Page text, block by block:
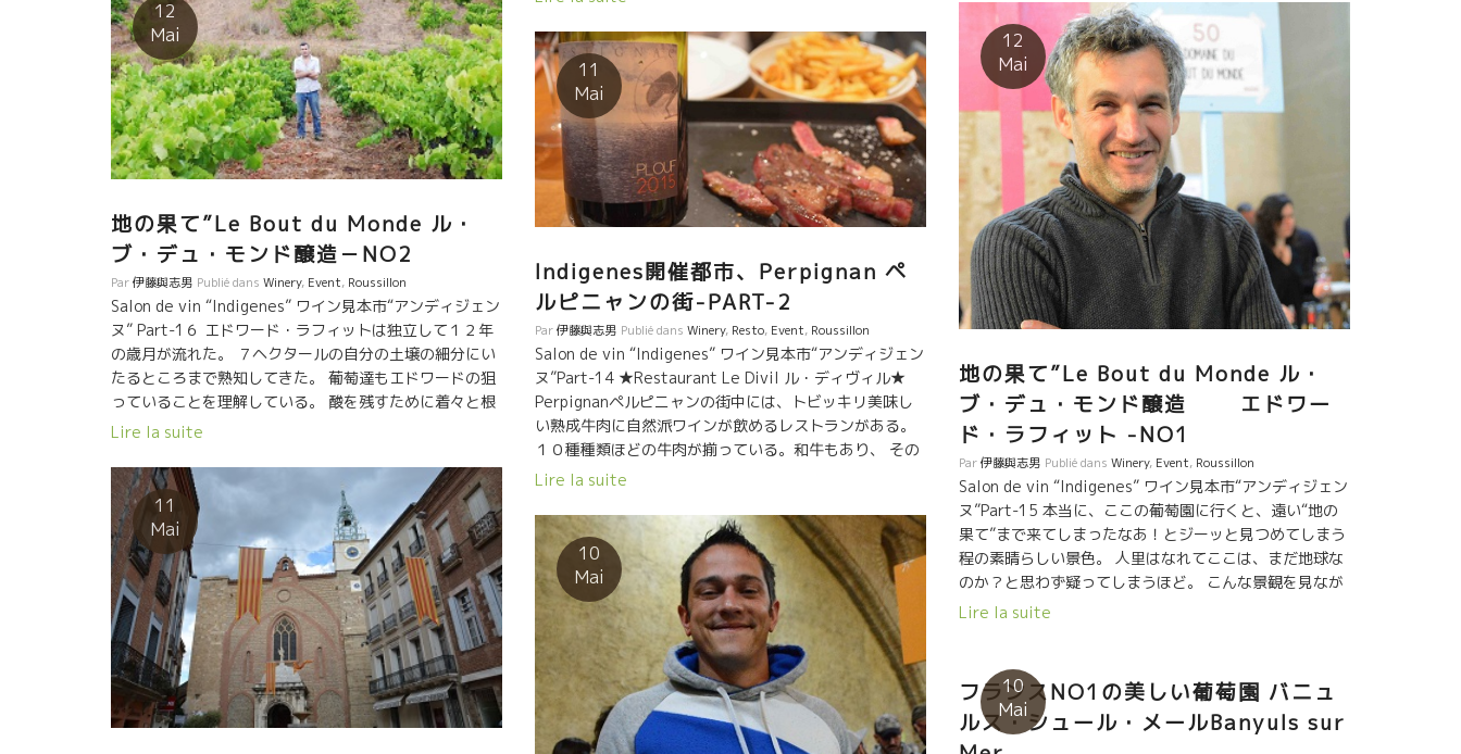
ャン・ブラン45%,ルーサンヌ10% この地方に昔から栽
培されている品種ばかり。昔は酒精強化ワインを造って
いた品種。 この地方では数少ない白。 香草の香り、酸も
穏やかで優しいタッチの白、酸の代わりにミネラル感で
しめている。潮っぽさあり。 メモワール・ド・シューク
ルと云われる、ほのかな甘味に近いニュアンスがある。
甘酢を使った料理に合う。勿論、単純にお寿司にも合
種100% グラップ・アンティエールの完全マセラッショ
ン・カルボニック醸造。 つまり、収穫した葡萄を発酵槽
に入れて、タンクの下部に溜まるジュースをすべて抜き
取った状態でCO2が充満。 一切触らない。 ルシオン地方
とは思えない薄い色合い、ミネラル感タップリと、MC醸
造の良さを前面にだした果実味。 今は殆ど無くなってき
た、やや還元ぽさなど、超自然な造りが表現されたも
の。
ンは全く売れなくて農園の倒産が相次いでいたのだっ
た。 ルイックはお金もほどんどなかったけど工面して２
ｈ程買ってしまった。 でも醸造所はなかった。 （写真は
2005年当時の私と二人） ２年遅れてドメーヌ・ル・
ブ・デュ・モンドのエドワード・ラフィットがやってき
た。 二人とも醸造所を探していた。 ランサック村の農協
が倒産して建物がフリーになっていた。 二人で共同で借
りることにした。 ロイックにあったのは、ワイン造りが
やりたいというPASSIONだけだった。 こうして、正式に
醸造元を立ち上げに成功。 不可能だと思っていたことが
可能になった。 だから、DOMAINE DE POSSIBLEAと名
付けた。 二人で一つの国を造って独立宣言した。国民２
人。 国の名前は“JAJAKISTAN”ジャジャキスタン、二人
のカートンにはMADE IN JAJAKISTANと明記されてい
12
Mai
地の果て”Le Bout du Monde ル・
ブ・デュ・モンド醸造－NO2
Par伊藤與志男 Publié dans Winery, Event, Roussillon
Salon de vin “Indigenes” ワイン見本市“アンディジェン
ヌ” Part-1６ エドワード・ラフィットは独立して１２年
の歳月が流れた。 ７ヘクタールの自分の土壌の細分にい
たるところまで熟知してきた。 葡萄達もエドワードの狙
っていることを理解している。 酸を残すために着々と根
っ子を地中深く沈ませている。 ここの立地の問題点は毎
分を確保できれば酸を残すことができる。 最近のLe
Bout du Monde ル・ブ・デュ・モンドのワインの完成度
は凄い！ ★L’Echappee belle レシャッペ・ベル
2016★ 淡いルージュな色合い．エッ、ロゼ？と思うほ
ど淡い。ローブだけで飲み心を誘われる。 果実の爆発、
柔らかいフレッシュな酸、もう一本スーット体に染み込
んでいきそう。 果実味は花崗岩土壌で育つシラー品種
60%から、フレッシュさはグネス土壌で育つカリニャン
品種40%から。 ★Avec le Temps アヴェク・ル・タン
2015★ マニフィック！！ワインだ！！ 何て美味しいん
だろう。 まさにエドワード・ラフィットが狙っていたワ
Lire la suite
12
Mai
地の果て”Le Bout du Monde ル・
ブ・デュ・モンド醸造 エドワー
ド・ラフィット -NO1
Par伊藤與志男 Publié dans Winery, Event, Roussillon
Salon de vin “Indigenes” ワイン見本市“アンディジェン
ヌ”Part-15 本当に、ここの葡萄園に行くと、遠い“地の
果て”まで来てしまったなあ！とジーッと見つめてしまう
程の素晴らしい景色。 人里はなれてここは、まだ地球な
のか？と思わず疑ってしまうほど。 こんな景観を見なが
ら育った葡萄達のワイン。 エドワード・ラフィットは、
いた。 ジャン・フランソワが独立して、ルシオンに来て
しまった後、３年間、エステザエルグ農協の醸造長を務
めていた。 自分も独立したくなって、後を追うようにこ
こルシオンに来てしまった。 エドワード・ラフィットに
Lire la suite
11
Mai
Indigenes開催都市、Perpignan ペ
ルピニャンの街-PART-2
Par伊藤與志男 Publié dans Winery, Resto, Event, Roussillon
Salon de vin “Indigenes” ワイン見本市“アンディジェン
ヌ”Part-14 ★Restaurant Le Divil ル・ディヴィル★
Perpignanペルピニャンの街中には、トビッキリ美味し
い熟成牛肉に自然派ワインが飲めるレストランがある。
１０種種類ほどの牛肉が揃っている。和牛もあり、 その
上、美味しい自然派ワインがタップリ揃っている。 西南
ィニャック、プルフを開けた。 ウーン、何て美味しいん
だ！ 本物ワインはテロワール土壌に由来する旨味があ
る。 いろんな化学物質や補糖、工業的酵母などその土壌
の外部から加えたものではない。 だから、素材の旨味に
はピッタリと合う。 もう一本、 Casot des Maillollesカ
ゾ・デ・マイヨルのSoulaスラ、 スカッとしたシスト土
壌からくるミネラル感が油ッポさをサラリと洗ってくれ
る。 また、ニュートラルな舌で食べ続けられる！これも
絶妙なマリアージュでした。 カタロニア情緒のある街か
ど写真。
Lire la suite
11
Mai
10
Mai
10
Mai
フランスNO1の美しい葡萄園 バニュ
ルス・シュール・メールBanyuls sur